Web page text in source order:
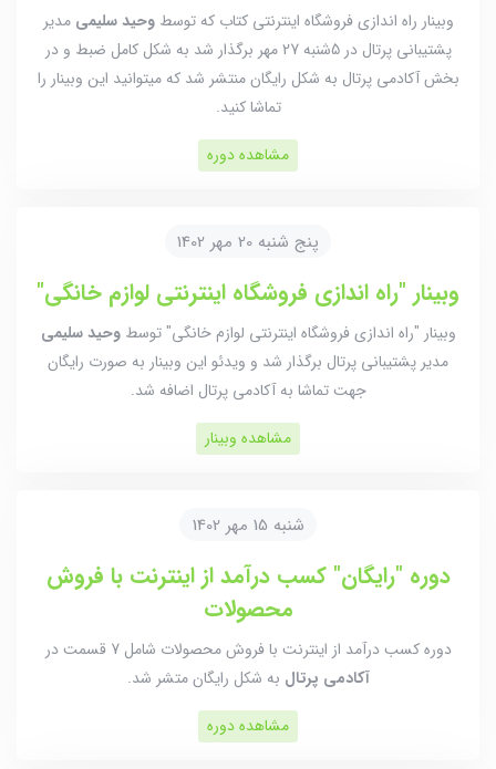
وبینار راه اندازی فروشگاه اینترنتی کتاب که توسطوحید سلیمی مدیر
پشتیبانی پرتال در 5شنبه 27 مهر برگذار شد به شکل کامل ضبط و در
بخش آکادمی پرتال به شکل رایگان منتشر شد که میتوانید این وبینار را
تماشا کنید.
مشاهده دوره
پنج شنبه 20 مهر 1402
وبینار "راه اندازی فروشگاه اینترنتی لوازم خانگی"
وبینار "راه اندازی فروشگاه اینترنتی لوازم خانگی" توسطوحید سلیمی
مدیر پشتیبانی پرتال برگذار شد و ویدئو این وبینار به صورت رایگان
جهت تماشا به آکادمی پرتال اضافه شد.
مشاهده وبینار
شنبه 15 مهر 1402
دوره "رایگان" کسب درآمد از اینترنت با فروش
محصولات
دوره کسب درآمد از اینترنت با فروش محصولات شامل 7 قسمت در
آکادمی پرتال به شکل رایگان متشر شد.
مشاهده دوره